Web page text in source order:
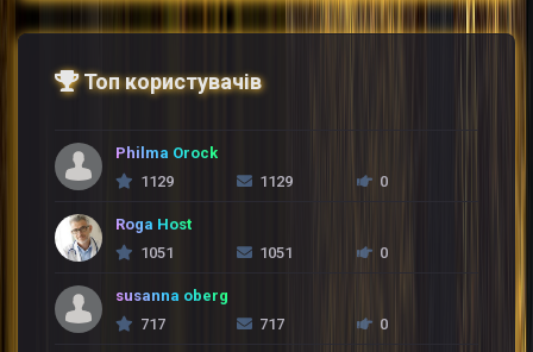
Топ користувачів
Philma Orock
1129
1129 0
Roga Host
1051
1051 0
susanna oberg
717
717 0